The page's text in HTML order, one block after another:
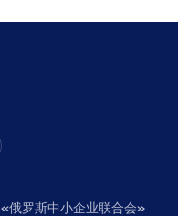
«俄罗斯中小企业联合会»